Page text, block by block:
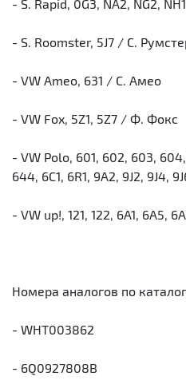
- S. Rapid, 0G3, NA2, NG2,
- S. Roomster, 5J7 / С.
- VW Ameo, 631 / С. Амео
- VW Fox, 5Z1, 5Z7 / Ф. Фокс
- VW Polo, 601, 602, 603,
644, 6C1, 6R1, 9A2, 9J2, 9J4,
- VW up!, 121, 122, 6A1, 6A5,
Номера аналогов по
- WHT003862
- 6Q0927808B